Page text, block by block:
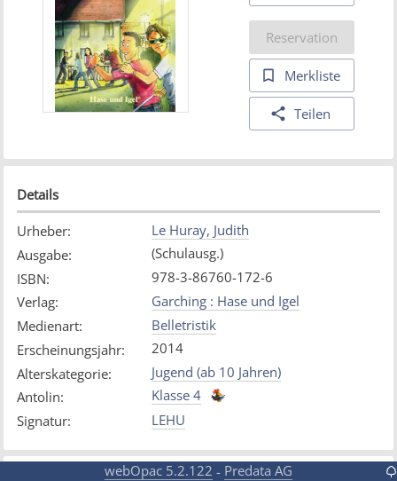
Reservation
Merkliste
Teilen
Details
Urheber:
Le Huray, Judith
Ausgabe:
(Schulausg.)
ISBN:
978-3-86760-172-6
Verlag:
Garching : Hase und Igel
Medienart:
Belletristik
Erscheinungsjahr:
2014
Alterskategorie:
Jugend (ab 10 Jahren)
Antolin:
Klasse 4
Signatur: LEHU
webOpac 5.2.122 - Predata AG